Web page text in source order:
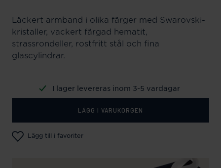
Läckert armband i olika färger med Swarovski-
kristaller, vackert färgad hematit,
strassrondeller, rostfritt stål och fina
glascylindrar.
I lager levereras inom 3-5 vardagar
LÄGG I VARUKORGEN
Lägg till i favoriter